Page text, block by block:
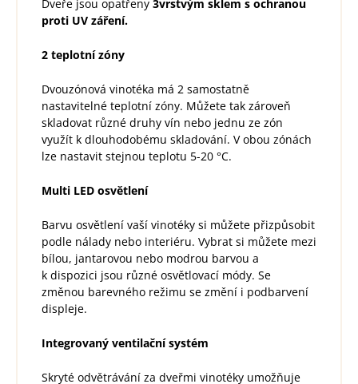
Dveře jsou opatřeny 3vrstvým sklem s ochranou
proti UV záření.
2 teplotní zóny
Dvouzónová vinotéka má 2 samostatně
nastavitelné teplotní zóny. Můžete tak zároveň
skladovat různé druhy vín nebo jednu ze zón
využít k dlouhodobému skladování. V obou zónách
lze nastavit stejnou teplotu 5-20 °C.
Multi LED osvětlení
Barvu osvětlení vaší vinotéky si můžete přizpůsobit
podle nálady nebo interiéru. Vybrat si můžete mezi
bílou, jantarovou nebo modrou barvou a
k dispozici jsou různé osvětlovací módy. Se
změnou barevného režimu se změní i podbarvení
displeje.
Integrovaný ventilační systém
Skryté odvětrávání za dveřmi vinotéky umožňuje